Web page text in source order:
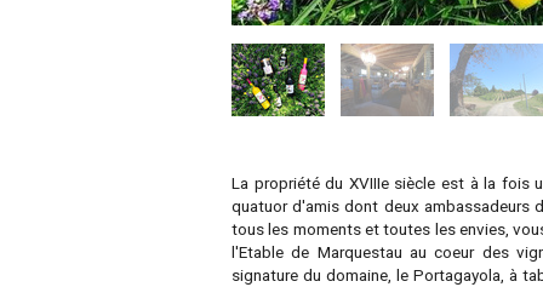
La propriété du XVIIIe siècle est à la fois
quatuor d'amis dont deux ambassadeurs
tous les moments et toutes les envies,
l'Etable de Marquestau au coeur des
signature du domaine, le Portagayola, à